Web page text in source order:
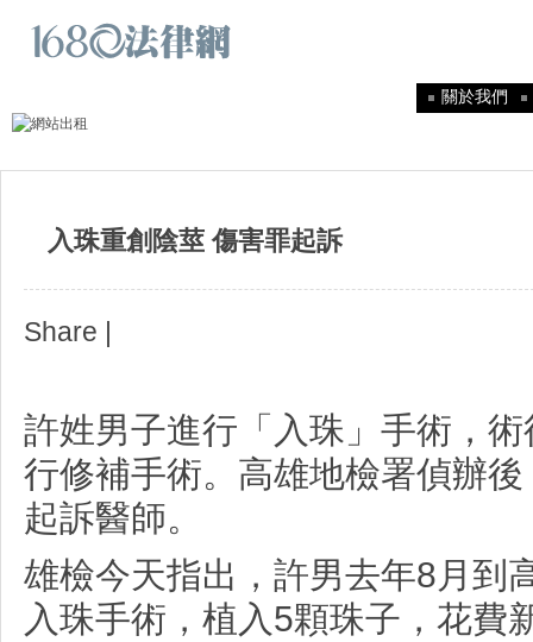
關於我們
入珠重創陰莖 傷害罪起訴
Share |
許姓男子進行「入珠」手術，
行修補手術。 高雄地檢署偵辦
起訴醫師。
雄檢今天指出，許男去年8月到
入珠手術，植入5顆珠子，花費